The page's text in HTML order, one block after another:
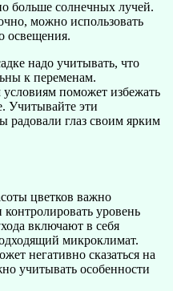
больше солнечных лучей.
можно использовать
освещения.
надо учитывать, что
к переменам.
поможет избежать
Учитывайте эти
радовали глаз своим ярким
цветков важно
уровень
включают в себя
микроклимат.
негативно сказаться на
учитывать особенности